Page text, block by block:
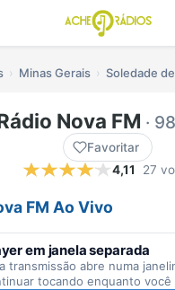
Minas Gerais Soledade
Nova FM ·
Favoritar
4,11
27
FM Ao Vivo
em janela separada
transmissão abre numa
tocando enquanto você